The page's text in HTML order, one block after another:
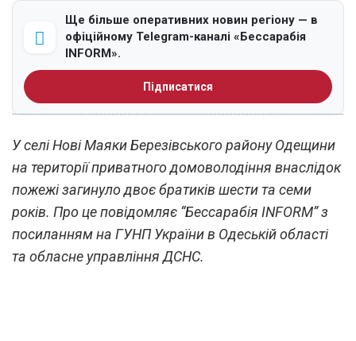
Ще більше оперативних новин регіону — в
офіційному Telegram-каналі «Бессарабія
INFORM».
Підписатися
У селі Нові Маяки Березівського району Одещини
на території приватного домоволодіння внаслідок
пожежі загинуло двоє братиків шести та семи
років. Про це повідомляє “Бессарабія INFORМ” з
посиланням на ГУНП України в Одеській області
та обласне управління ДСНС.